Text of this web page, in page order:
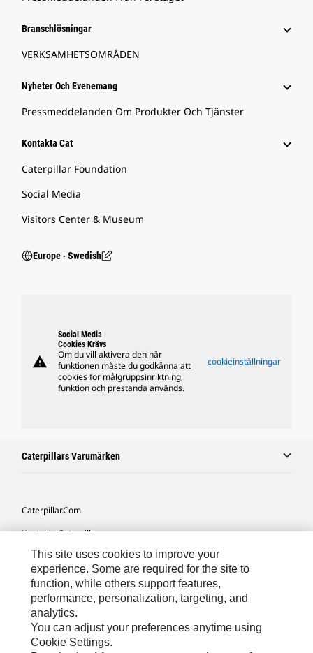
Branschlösningar
VERKSAMHETSOMRÅDEN
Nyheter Och Evenemang
Pressmeddelanden Om Produkter Och Tjänster
Kontakta Cat
Caterpillar Foundation
Social Media
Visitors Center & Museum
Europe ‧ Swedish
warning
Social Media
Cookies Krävs
Om du vill aktivera den här
funktionen måste du godkänna att
cookies för målgruppsinriktning,
funktion och prestanda används.
cookieinställningar
Caterpillars Varumärken
Caterpillar.com
Kontakta Caterpillar
Mina Marknadsföringspreferenser
Platskarta
Cookie Settings
Juridiskt
Sekretess
This site uses cookies to improve your
experience. Some are required for the site to
function, while others support features,
performance, personalization, targeting, and
analytics.
You can adjust your preferences anytime using
Cookie Settings.